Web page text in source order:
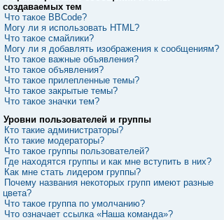
создаваемых тем
Что такое BBCode?
Могу ли я использовать HTML?
Что такое смайлики?
Могу ли я добавлять изображения к сообщениям?
Что такое важные объявления?
Что такое объявления?
Что такое прилепленные темы?
Что такое закрытые темы?
Что такое значки тем?
Уровни пользователей и группы
Кто такие администраторы?
Кто такие модераторы?
Что такое группы пользователей?
Где находятся группы и как мне вступить в них?
Как мне стать лидером группы?
Почему названия некоторых групп имеют разные
цвета?
Что такое группа по умолчанию?
Что означает ссылка «Наша команда»?